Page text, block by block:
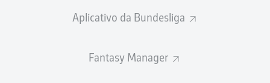
Aplicativo da Bundesliga
Fantasy Manager